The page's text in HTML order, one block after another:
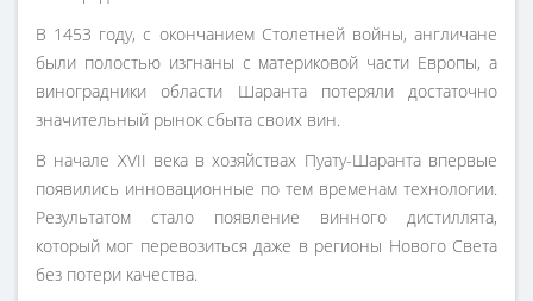
В 1453 году, с окончанием Столетней войны, англичане
были полостью изгнаны с материковой части Европы, а
виноградники области Шаранта потеряли достаточно
значительный рынок сбыта своих вин.
В начале XVII века в хозяйствах Пуату-Шаранта впервые
появились инновационные по тем временам технологии.
Результатом стало появление винного дистиллята,
который мог перевозиться даже в регионы Нового Света
без потери качества.